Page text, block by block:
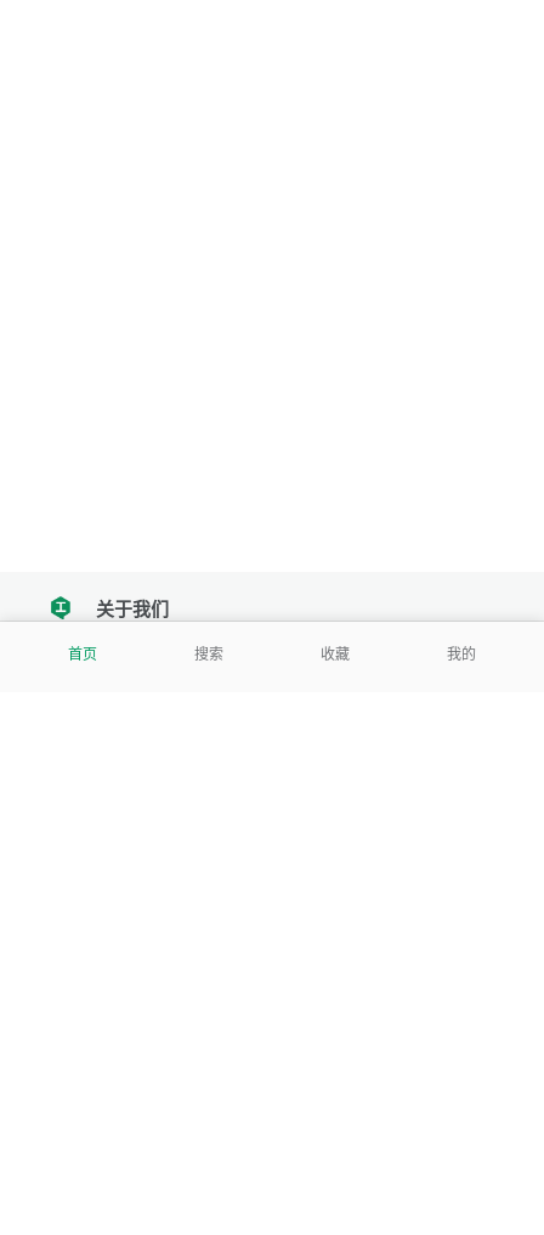
首页 搜索 收藏 我的
tencent关于我们
我们努力把每一个工具做成批量处理的产品